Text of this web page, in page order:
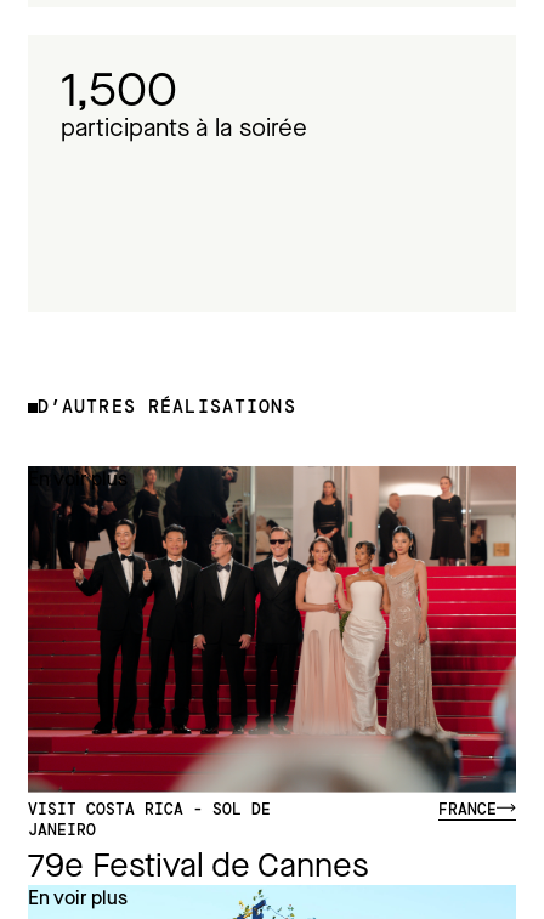
1,500
participants à la soirée
D’AUTRES RÉALISATIONS
En voir plus
VISIT COSTA RICA - SOL DE
JANEIRO
FRANCE
79e Festival de Cannes
En voir plus